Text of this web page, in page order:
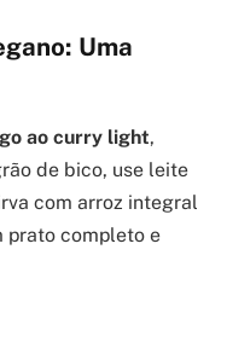
Uma
ao curry light,
de bico, use leite
com arroz integral
prato completo e